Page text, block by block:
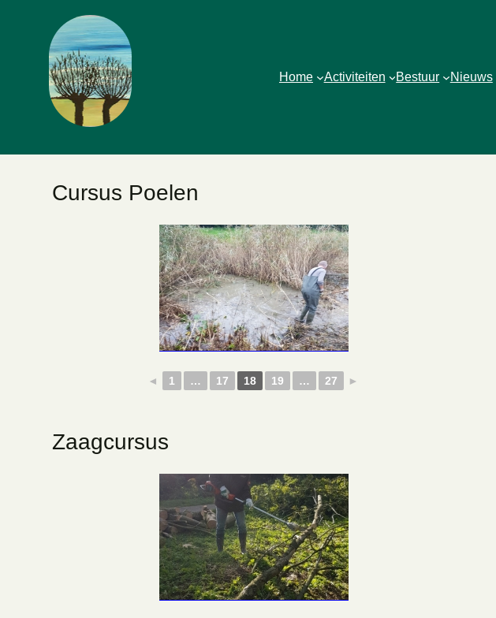
Home Activiteiten Bestuur Nieuws
Cursus Poelen
◄ 1 … 17 18 19 … 27 ►
Zaagcursus